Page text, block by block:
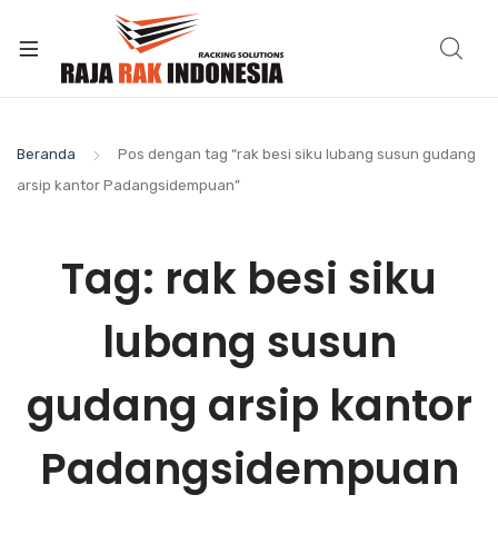
Beranda
Pos dengan tag “rak besi siku lubang susun gudang
arsip kantor Padangsidempuan”
Tag: rak besi siku
lubang susun
gudang arsip kantor
Padangsidempuan